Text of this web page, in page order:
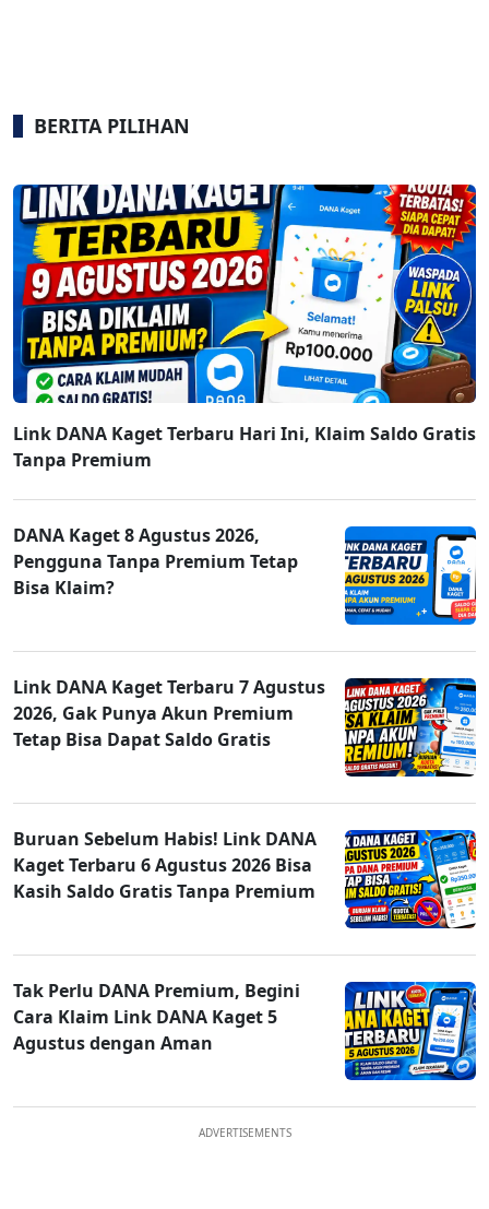
BERITA PILIHAN
Link DANA Kaget Terbaru Hari Ini, Klaim Saldo Gratis
Tanpa Premium
DANA Kaget 8 Agustus 2026,
Pengguna Tanpa Premium Tetap
Bisa Klaim?
Link DANA Kaget Terbaru 7 Agustus
2026, Gak Punya Akun Premium
Tetap Bisa Dapat Saldo Gratis
Buruan Sebelum Habis! Link DANA
Kaget Terbaru 6 Agustus 2026 Bisa
Kasih Saldo Gratis Tanpa Premium
Tak Perlu DANA Premium, Begini
Cara Klaim Link DANA Kaget 5
Agustus dengan Aman
ADVERTISEMENTS